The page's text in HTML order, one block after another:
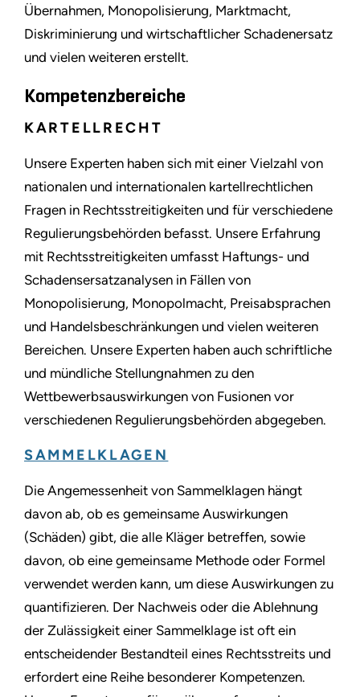
Übernahmen, Monopolisierung, Marktmacht,
Diskriminierung und wirtschaftlicher Schadenersatz
und vielen weiteren erstellt.
Kompetenzbereiche
KARTELLRECHT
Unsere Experten haben sich mit einer Vielzahl von
nationalen und internationalen kartellrechtlichen
Fragen in Rechtsstreitigkeiten und für verschiedene
Regulierungsbehörden befasst. Unsere Erfahrung
mit Rechtsstreitigkeiten umfasst Haftungs- und
Schadensersatzanalysen in Fällen von
Monopolisierung, Monopolmacht, Preisabsprachen
und Handelsbeschränkungen und vielen weiteren
Bereichen. Unsere Experten haben auch schriftliche
und mündliche Stellungnahmen zu den
Wettbewerbsauswirkungen von Fusionen vor
verschiedenen Regulierungsbehörden abgegeben.
SAMMELKLAGEN
Die Angemessenheit von Sammelklagen hängt
davon ab, ob es gemeinsame Auswirkungen
(Schäden) gibt, die alle Kläger betreffen, sowie
davon, ob eine gemeinsame Methode oder Formel
verwendet werden kann, um diese Auswirkungen zu
quantifizieren. Der Nachweis oder die Ablehnung
der Zulässigkeit einer Sammelklage ist oft ein
entscheidender Bestandteil eines Rechtsstreits und
erfordert eine Reihe besonderer Kompetenzen.